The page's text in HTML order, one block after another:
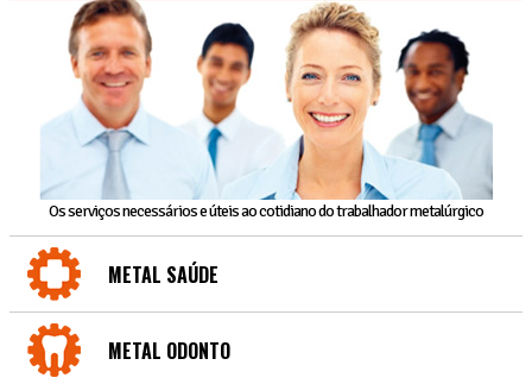
Os serviços necessários e úteis ao cotidiano do trabalhador metalúrgico
METAL SAÚDE
METAL ODONTO